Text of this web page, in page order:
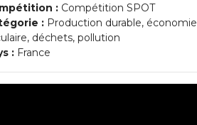
: Compétition SPOT
: Production durable, économie
déchets, pollution
: France